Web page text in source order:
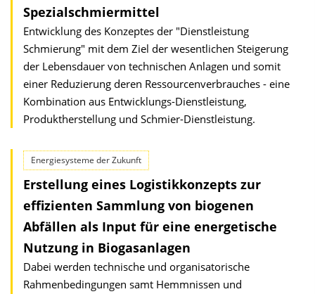
Spezialschmiermittel
Entwicklung des Konzeptes der "Dienstleistung
Schmierung" mit dem Ziel der wesentlichen Steigerung
der Lebensdauer von technischen Anlagen und somit
einer Reduzierung deren Ressourcenverbrauches - eine
Kombination aus Entwicklungs-Dienstleistung,
Produktherstellung und Schmier-Dienstleistung.
Energiesysteme der Zukunft
Erstellung eines Logistikkonzepts zur
effizienten Sammlung von biogenen
Abfällen als Input für eine energetische
Nutzung in Biogasanlagen
Dabei werden technische und organisatorische
Rahmenbedingungen samt Hemmnissen und